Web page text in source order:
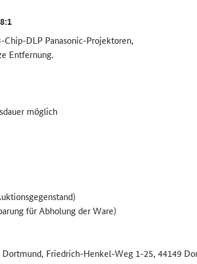
DLP Panasonic-Projektoren,
Entfernung.
möglich
für Abholung der Ware)
Friedrich-Henkel-Weg 1-25, 44149